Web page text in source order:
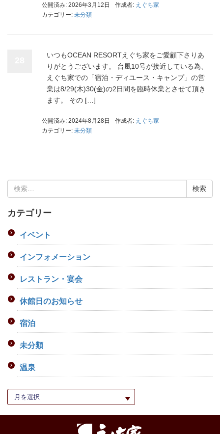
公開済み: 2026年3月12日 作成者: えぐち家
カテゴリー: 未分類
いつもOCEAN RESORTえぐち家をご愛顧下さりあ
りがとうございます。 台風10号が接近している為、
えぐち家での「宿泊・ディユース・キャンプ」の営
業は8/29(木)30(金)の2日間を臨時休業とさせて頂き
ます。 その […]
公開済み: 2024年8月28日 作成者: えぐち家
カテゴリー: 未分類
索:
カテゴリー
イベント
インフォメーション
レストラン・宴会
休館日のお知らせ
宿泊
未分類
温泉